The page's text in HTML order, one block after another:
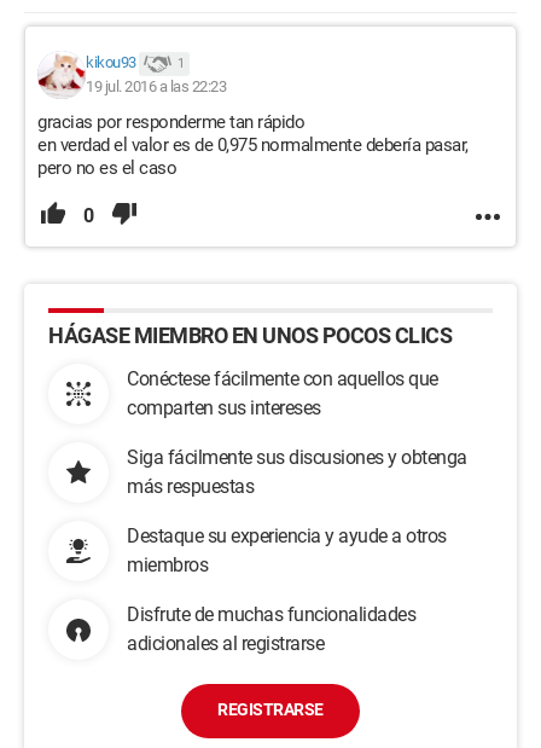
kikou93 1
19 jul. 2016 a las 22:23
gracias por responderme tan rápido
en verdad el valor es de 0,975 normalmente debería pasar,
pero no es el caso
0
HÁGASE MIEMBRO EN UNOS POCOS CLICS
Conéctese fácilmente con aquellos que
comparten sus intereses
Siga fácilmente sus discusiones y obtenga
más respuestas
Destaque su experiencia y ayude a otros
miembros
Disfrute de muchas funcionalidades
adicionales al registrarse
REGISTRARSE